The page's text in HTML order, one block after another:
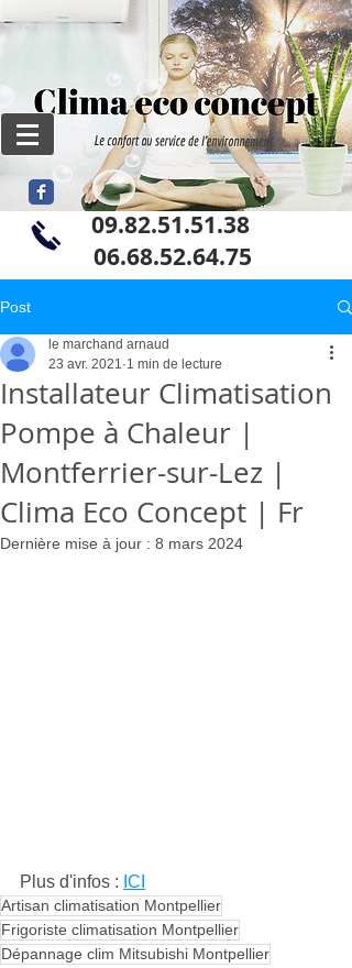
09.82.51.51.38
06.68.52.64.75
Post
Installateur Climatisation
Pompe à Chaleur |
Montferrier-sur-Lez |
Clima Eco Concept | Fr
le marchand arnaud
23 avr. 2021 1 min de lecture
Dernière mise à jour : 8 mars 2024
Plus d'infos : ICI
Artisan climatisation Montpellier
Frigoriste climatisation Montpellier
Dépannage clim Mitsubishi Montpellier